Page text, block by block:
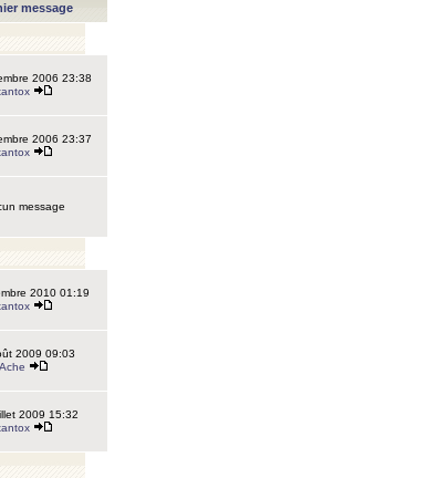
message
2006 23:38
2006 23:37
message
2010 01:19
2009 09:03
Ache
2009 15:32